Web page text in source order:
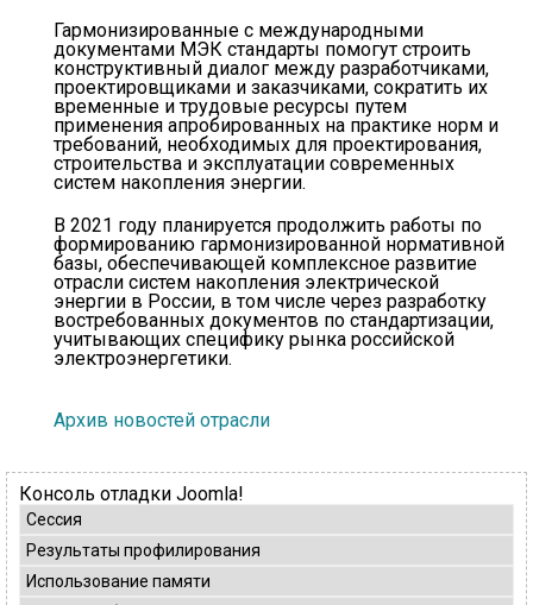
Гармонизированные с международными
документами МЭК стандарты помогут строить
конструктивный диалог между разработчиками,
проектировщиками и заказчиками, сократить их
временные и трудовые ресурсы путем
применения апробированных на практике норм и
требований, необходимых для проектирования,
строительства и эксплуатации современных
систем накопления энергии.
В 2021 году планируется продолжить работы по
формированию гармонизированной нормативной
базы, обеспечивающей комплексное развитие
отрасли систем накопления электрической
энергии в России, в том числе через разработку
востребованных документов по стандартизации,
учитывающих специфику рынка российской
электроэнергетики.
Архив новостей отрасли
Консоль отладки Joomla!
Сессия
Результаты профилирования
Использование памяти